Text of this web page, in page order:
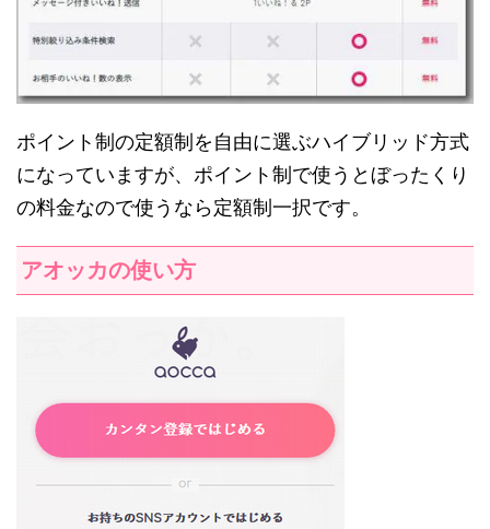
ポイント制の定額制を自由に選ぶハイブリッド方式
になっていますが、ポイント制で使うとぼったくり
の料金なので使うなら定額制一択です。
アオッカの使い方